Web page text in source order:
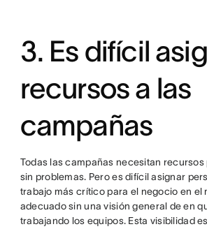
3. Es difícil
recursos a las
campañas
Todas las campañas necesitan
sin problemas. Pero es difícil asignar
trabajo más crítico para el negocio en el
adecuado sin una visión general de en
trabajando los equipos. Esta visibilidad